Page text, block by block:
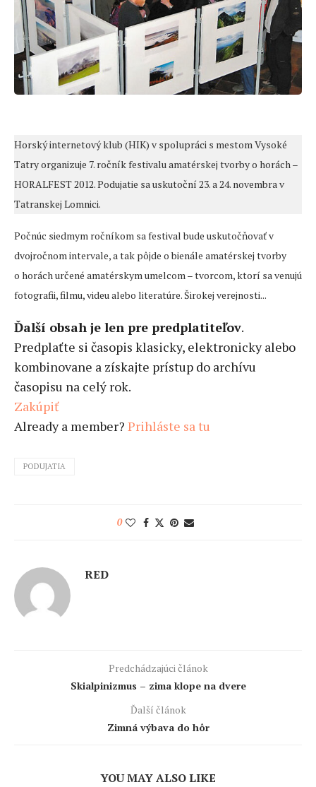
Horský internetový klub (HIK) v spolupráci s mestom Vysoké
Tatry organizuje 7. ročník festivalu amatérskej tvorby o horách –
HORALFEST 2012. Podujatie sa uskutoční 23. a 24. novembra v
Tatranskej Lomnici.
Počnúc siedmym ročníkom sa festival bude uskutočňovať v
dvojročnom intervale, a tak pôjde o bienále amatérskej tvorby
o horách určené amatérskym umelcom – tvorcom, ktorí sa venujú
fotografii, filmu, videu alebo literatúre. Širokej verejnosti...
Ďalší obsah je len pre predplatiteľov.
Predplaťte si časopis klasicky, elektronicky alebo
kombinovane a získajte prístup do archívu
časopisu na celý rok.
Zakúpiť
Already a member? Prihláste sa tu
PODUJATIA
0
RED
Predchádzajúci článok
Skialpinizmus – zima klope na dvere
Ďalší článok
Zimná výbava do hôr
YOU MAY ALSO LIKE